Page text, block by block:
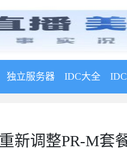
独立服务器 IDC大全
新调整PR-M套